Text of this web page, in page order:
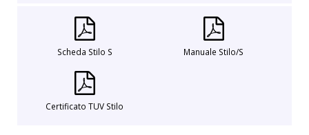
Scheda Stilo S Manuale Stilo/S
Certificato TUV Stilo